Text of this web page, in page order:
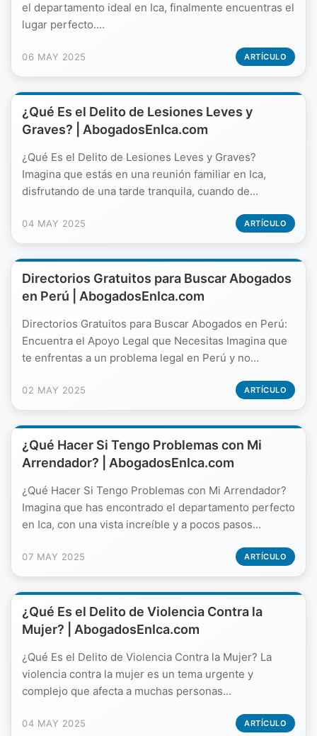
el departamento ideal en Ica, finalmente encuentras el
lugar perfecto....
06 MAY 2025 ARTÍCULO
¿Qué Es el Delito de Lesiones Leves y
Graves? | AbogadosEnIca.com
¿Qué Es el Delito de Lesiones Leves y Graves?
Imagina que estás en una reunión familiar en Ica,
disfrutando de una tarde tranquila, cuando de...
04 MAY 2025 ARTÍCULO
Directorios Gratuitos para Buscar Abogados
en Perú | AbogadosEnIca.com
Directorios Gratuitos para Buscar Abogados en Perú:
Encuentra el Apoyo Legal que Necesitas Imagina que
te enfrentas a un problema legal en Perú y no...
02 MAY 2025 ARTÍCULO
¿Qué Hacer Si Tengo Problemas con Mi
Arrendador? | AbogadosEnIca.com
¿Qué Hacer Si Tengo Problemas con Mi Arrendador?
Imagina que has encontrado el departamento perfecto
en Ica, con una vista increíble y a pocos pasos...
07 MAY 2025 ARTÍCULO
¿Qué Es el Delito de Violencia Contra la
Mujer? | AbogadosEnIca.com
¿Qué Es el Delito de Violencia Contra la Mujer? La
violencia contra la mujer es un tema urgente y
complejo que afecta a muchas personas...
04 MAY 2025 ARTÍCULO